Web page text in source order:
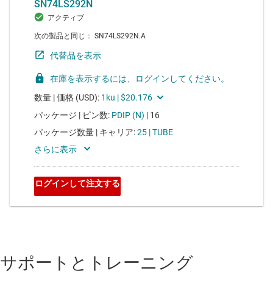
サポートとトレーニング